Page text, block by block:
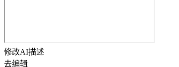
修改AI描述
去编辑